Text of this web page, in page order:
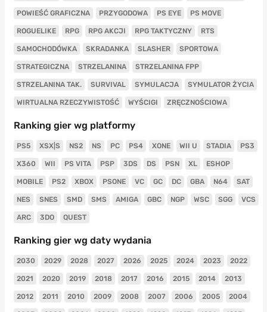
POWIEŚĆ GRAFICZNA PRZYGODOWA PS EYE PS MOVE
ROGUELIKE RPG RPG AKCJI RPG TAKTYCZNY RTS
SAMOCHODÓWKA SKRADANKA SLASHER SPORTOWA
STRATEGICZNA STRZELANINA STRZELANINA FPP
STRZELANINA TAK. SURVIVAL SYMULACJA SYMULATOR ŻYCIA
WIRTUALNA RZECZYWISTOŚĆ WYŚCIGI ZRĘCZNOŚCIOWA
Ranking gier wg platformy
PS5 XSX|S NS2 NS PC PS4 XONE WII U STADIA PS3
X360 WII PS VITA PSP 3DS DS PSN XL ESHOP
MOBILE PS2 XBOX PSONE VC GC DC GBA N64 SAT
NES SNES SMD SMS AMIGA GBC NGP WSC SGG VCS
ARC 3DO QUEST
Ranking gier wg daty wydania
2030 2029 2028 2027 2026 2025 2024 2023 2022
2021 2020 2019 2018 2017 2016 2015 2014 2013
2012 2011 2010 2009 2008 2007 2006 2005 2004